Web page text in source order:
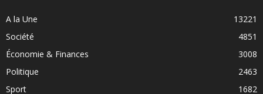
A la Une
13221
Société
4851
Économie & Finances
3008
Politique
2463
Sport
1682